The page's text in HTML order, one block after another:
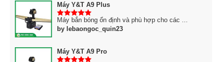
Máy Y&T A9 Plus
5trên 5
Máy bắn bóng ổn định và phù hợp cho các ...
by lebaongoc_quin23
Máy Y&T A9 Pro